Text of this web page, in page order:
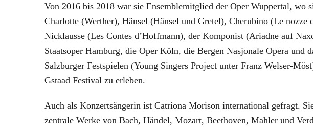
Von 2016 bis 2018 war sie Ensemblemitglied der Oper Wuppertal, wo
Charlotte (Werther), Hänsel (Hänsel und Gretel), Cherubino (Le
Nicklausse (Les Contes d’Hoffmann), der Komponist (Ariadne auf
Staatsoper Hamburg, die Oper Köln, die Bergen Nasjonale Opera und
Salzburger Festspielen (Young Singers Project unter Franz Welser-
Gstaad Festival zu erleben.
Auch als Konzertsängerin ist Catriona Morison international gefragt.
zentrale Werke von Bach, Händel, Mozart, Beethoven, Mahler und